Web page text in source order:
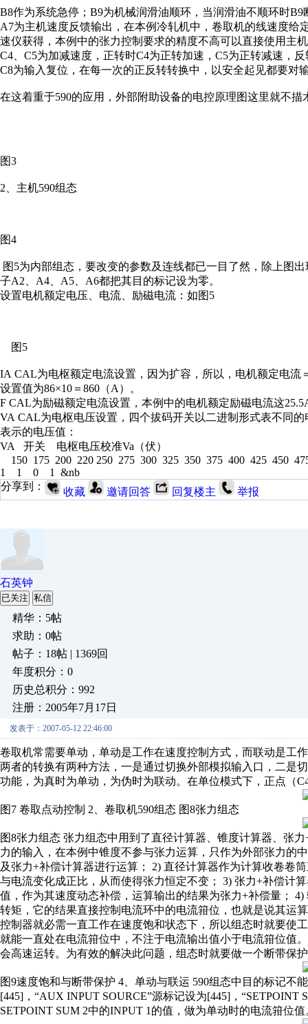
B8作为系统急停；B9为机械润滑油顺环，当润滑油不顺环时
A7为主机速度反馈输出，在本例冷轧机中，卷取机的线速度
速仪获得，本例中的张力控制要求的精度不高可以直接使用主
C4、C5为加减速度，正转时C4为正转加速，C5为正转减速，
C8为输入复位，在每一次的正反转转换中，以安全起见都要
在这着重于590的应用，外部附助设备的电控原理图这里就不描
图3
2、主机590组态
图4
图5为内部组态，要改变的参数及连线都已一目了然，除上图
子A2、A4、A5、A6都把其目的标记设为零。
设置电机额定电压、电流、励磁电流：如图5
图5
IA CAL为电枢额定电流设置，因为扩容，所以，电机额定电
设置值为86×10＝860（A）。
F CAL为励磁额定电流设置，本例中的电机额定励磁电流这
VA CAL为电枢电压设置，四个拔码开关以二进制形式表不同
表示的电压值：
VA 开关 电枢电压校准Va（伏）
150 175 200 220 250 275 300 325 350 375 400 425 450
1 1 0 1 &nb
分享到：
收藏 邀请回答 回复楼主 举报
石英钟
已关注 私信
精华：5帖
求助：0帖
帖子：18帖 | 1369回
年度积分：0
历史总积分：992
注册：2005年7月17日
发表于：2007-05-12 22:46:00
卷取机常需要单动，单动是工作在速度控制方式，而联动是工
两者的转换有两种方法，一是通过切换外部模拟输入口，二是
功能，为真时为单动，为伪时为联动。在单位模式下，正点（
图7 卷取点动控制 2、卷取机590组态 图8张力组态
图8张力组态 张力组态中用到了直径计算器、锥度计算器、张
力的输入，在本例中锥度不参与张力运算，只作为外部张力的
及张力+补偿计算器进行运算； 2) 直径计算器作为计算收卷卷
与电流变化成正比，从而使得张力恒定不变； 3) 张力+补偿计
值，作为其速度动态补偿，运算输出的结果为张力+补偿量；
转矩，它的结果直接控制电流环中的电流箝位，也就是说其运
控制器就必需一直工作在速度饱和状态下，所以组态时就要使
就能一直处在电流箝位中，不注于电流输出值小于电流箝位值
会高速运转。为有效的解决此问题，组态时就要做一个断带保
图9速度饱和与断带保护 4、单动与联运 590组态中目的标记不
[445]，“AUX INPUT SOURCE”源标记设为[445]，
SETPOINT SUM 2中的INPUT 1的值，做为单动时的电流箝位值